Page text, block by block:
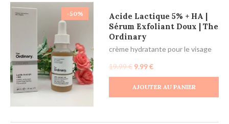
-50%
Acide Lactique 5% + HA |
Sérum Exfoliant Doux | The
Ordinary
crème hydratante pour le visage
19.99€ 9.99€
AJOUTER AU PANIER